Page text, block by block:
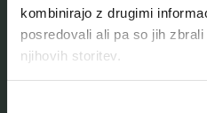
kombinirajo z drugimi
posredovali ali pa so jih
njihovih storitev.